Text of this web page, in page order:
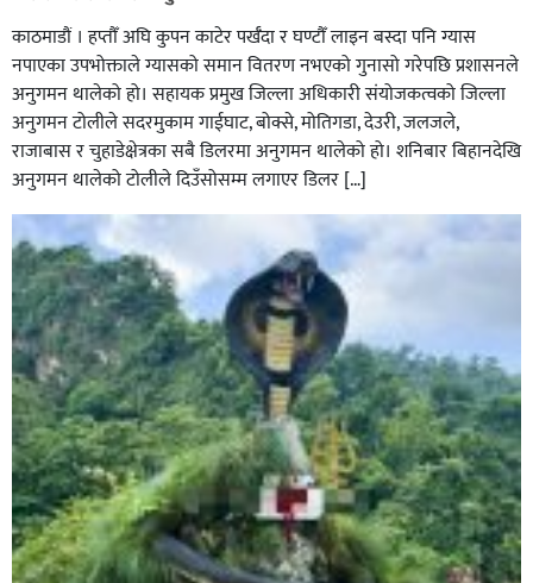
सल्यानमा शिकार खेल्ने क्रममा बन्दुकबाट गोली चल्दा १ जनाको
मृत्यु सँगै शिकार खेल्न गएका ६ जना पक्राउ,
काठमाडौं । हप्तौँ अघि कुपन काटेर पर्खँदा र घण्टौँ लाइन बस्दा पनि ग्यास
नपाएका उपभोक्ताले ग्यासको समान वितरण नभएको गुनासो गरेपछि प्रशासनले
अनुगमन थालेको हो। सहायक प्रमुख जिल्ला अधिकारी संयोजकत्वको जिल्ला
अनुगमन टोलीले सदरमुकाम गाईघाट, बोक्से, मोतिगडा, देउरी, जलजले,
राजाबास र चुहाडेक्षेत्रका सबै डिलरमा अनुगमन थालेको हो। शनिबार बिहानदेखि
अनुगमन थालेको टोलीले दिउँसोसम्म लगाएर डिलर […]